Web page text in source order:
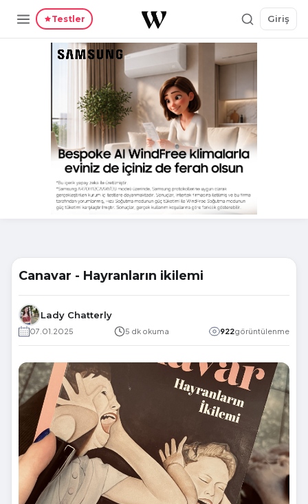
Testler Giriş
Canavar - Hayranların ikilemi
Lady Chatterly
07.01.2025 5 dk okuma 922görüntülenme